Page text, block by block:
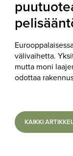
välivaihetta.
mutta moni
odottaa
KAIKKI